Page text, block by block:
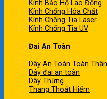
Kính Bảo Hộ Lao Động
Kính Chống Hóa Chất
Kính Chống Tia Laser
Kính Chống Tia UV
Đai An Toàn
Dây An Toàn Toàn Thân
Dây đai an toàn
Dây Thừng
Thang Thoát Hiểm